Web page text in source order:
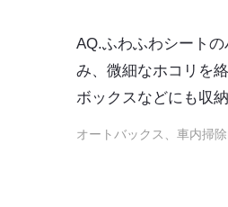
AQ.ふわふわシート
み、微細なホコリを
ボックスなどにも収
オートバックス、車内掃